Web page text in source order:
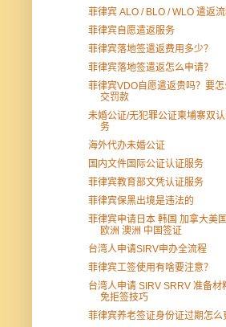
菲律宾 ALO / BLO / WLO 遣返
菲律宾自愿遣返服务
菲律宾落地签遣返费用多少？
菲律宾落地签遣返怎么申请？
菲律宾VDO自愿遣返贵吗？要
交罚款
未婚公证/无犯罪公证柬埔寨双
务
海外代办未婚公证
国内文件国际公证认证服务
菲律宾教育部文凭认证服务
菲律宾保黑出境是违法的
菲律宾申请日本 韩国 加拿大美
欧洲 澳洲 中国签证
台湾人申请SIRV申办全流程
菲律宾工签使用有啥要注意？
台湾人申请 SIRV SRRV 准备材
免拒签技巧
菲律宾养老签证身份证过期怎么